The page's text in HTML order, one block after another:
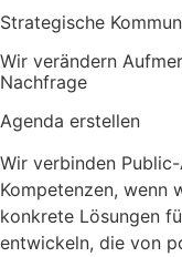
Strategische
Wir verändern
Nachfrage
Agenda erstellen
Wir verbinden
Kompetenzen, wenn
konkrete Lösungen
entwickeln, die von